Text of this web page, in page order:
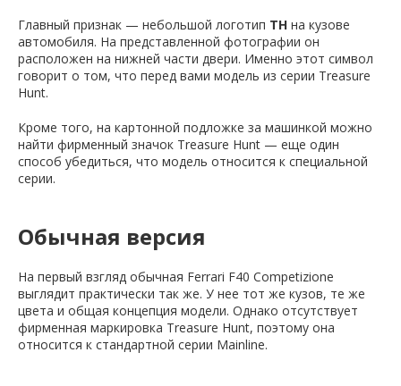
Главный признак — небольшой логотип TH на кузове
автомобиля. На представленной фотографии он
расположен на нижней части двери. Именно этот символ
говорит о том, что перед вами модель из серии Treasure
Hunt.
Кроме того, на картонной подложке за машинкой можно
найти фирменный значок Treasure Hunt — еще один
способ убедиться, что модель относится к специальной
серии.
Обычная версия
На первый взгляд обычная Ferrari F40 Competizione
выглядит практически так же. У нее тот же кузов, те же
цвета и общая концепция модели. Однако отсутствует
фирменная маркировка Treasure Hunt, поэтому она
относится к стандартной серии Mainline.